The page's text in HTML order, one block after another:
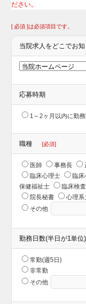
ださい。
[ 必須 ]は必須項目です。
当院求人をどこでお
応募時期
1～2ヶ月以内に勤
職種 [必須]
医師 事務長
臨床心理士
臨
保健福祉士
臨床検
院長秘書
心理系
その他
勤務日数(半日が1単位)
常勤(週5日)
非常勤
その他